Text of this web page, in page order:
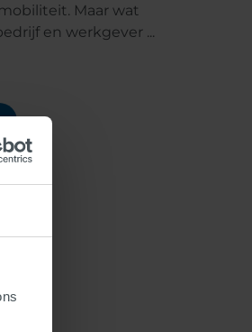
Maar wat
en werkgever ...